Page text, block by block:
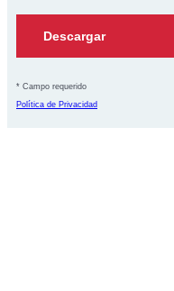
Descargar
* Campo requerido
Política de Privacidad